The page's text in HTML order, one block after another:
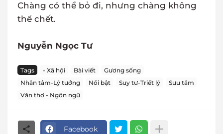
Chàng có thể bỏ đi, nhưng chàng không
thể chết.
Nguyễn Ngọc Tư
Tags - Xã hội Bài viết
Gương sống
Nhân tâm-Lý tưởng
Nổi bật Suy tư-Triết lý
Sưu tầm
Văn thơ - Ngôn ngữ
Facebook